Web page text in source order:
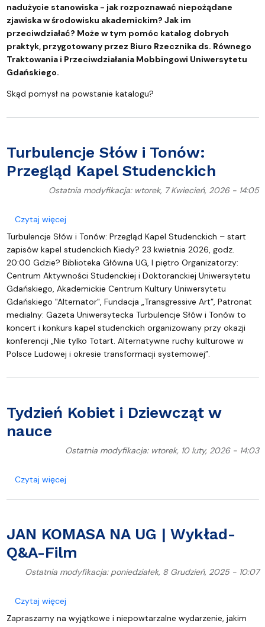
nadużycie stanowiska - jak rozpoznawać niepożądane
zjawiska w środowisku akademickim? Jak im
przeciwdziałać? Może w tym pomóc katalog dobrych
praktyk, przygotowany przez Biuro Rzecznika ds. Równego
Traktowania i Przeciwdziałania Mobbingowi Uniwersytetu
Gdańskiego.
Skąd pomysł na powstanie katalogu?
Turbulencje Słów i Tonów:
Przegląd Kapel Studenckich
Ostatnia modyfikacja: wtorek, 7 Kwiecień, 2026 - 14:05
Czytaj więcejo Turbulencje Słów i Tonów: Przegląd Kapel
Turbulencje Słów i Tonów: Przegląd Kapel Studenckich – start
zapisów kapel studenckich Kiedy? 23 kwietnia 2026, godz.
20:00 Gdzie? Biblioteka Główna UG, I piętro Organizatorzy:
Centrum Aktywności Studenckiej i Doktoranckiej Uniwersytetu
Gdańskiego, Akademickie Centrum Kultury Uniwersytetu
Gdańskiego "Alternator", Fundacja „Transgressive Art”, Patronat
medialny: Gazeta Uniwersytecka Turbulencje Słów i Tonów to
koncert i konkurs kapel studenckich organizowany przy okazji
konferencji „Nie tylko Totart. Alternatywne ruchy kulturowe w
Polsce Ludowej i okresie transformacji systemowej”.
Tydzień Kobiet i Dziewcząt w
nauce
Ostatnia modyfikacja: wtorek, 10 luty, 2026 - 14:03
Czytaj więcejo Tydzień Kobiet i Dziewcząt w nauce
JAN KOMASA NA UG | Wykład-
Q&A-Film
Ostatnia modyfikacja: poniedziałek, 8 Grudzień, 2025 - 10:07
Czytaj więcejo JAN KOMASA NA UG | Wykład-Q&A-Film
Zapraszamy na wyjątkowe i niepowtarzalne wydarzenie, jakim